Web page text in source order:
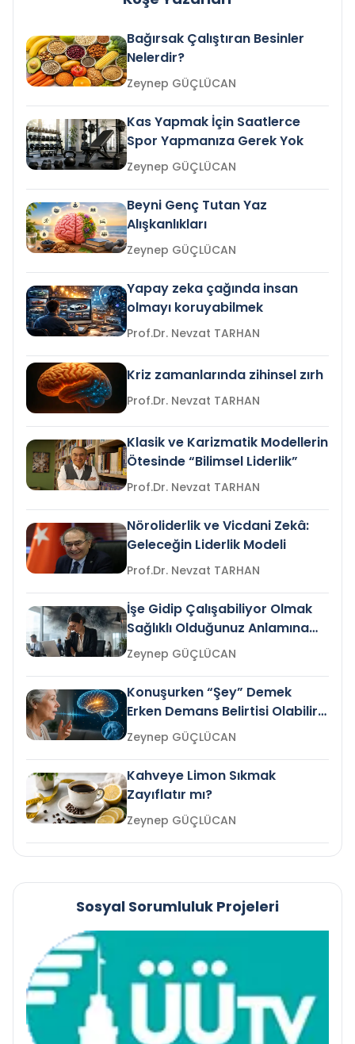
Bağırsak Çalıştıran Besinler
Nelerdir?
Zeynep GÜÇLÜCAN
Kas Yapmak İçin Saatlerce
Spor Yapmanıza Gerek Yok
Zeynep GÜÇLÜCAN
Beyni Genç Tutan Yaz
Alışkanlıkları
Zeynep GÜÇLÜCAN
Yapay zeka çağında insan
olmayı koruyabilmek
Prof.Dr. Nevzat TARHAN
Kriz zamanlarında zihinsel zırh
Prof.Dr. Nevzat TARHAN
Klasik ve Karizmatik Modellerin
Ötesinde “Bilimsel Liderlik”
Prof.Dr. Nevzat TARHAN
Nöroliderlik ve Vicdani Zekâ:
Geleceğin Liderlik Modeli
Prof.Dr. Nevzat TARHAN
İşe Gidip Çalışabiliyor Olmak
Sağlıklı Olduğunuz Anlamına
Gelir mi?Zeynep GÜÇLÜCAN
Konuşurken “Şey” Demek
Erken Demans Belirtisi Olabilir
mi?
Zeynep GÜÇLÜCAN
Kahveye Limon Sıkmak
Zayıflatır mı?
Zeynep GÜÇLÜCAN
Sosyal Sorumluluk Projeleri